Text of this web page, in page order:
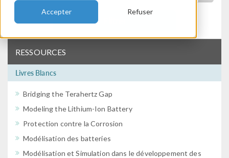
Accepter Refuser
RESSOURCES
Livres Blancs
Bridging the Terahertz Gap
Modeling the Lithium-Ion Battery
Protection contre la Corrosion
Modélisation des batteries
Modélisation et Simulation dans le développement des